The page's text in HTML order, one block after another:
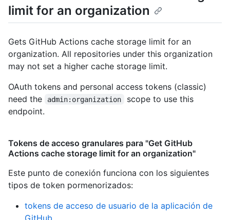
limit for an organization
Gets GitHub Actions cache storage limit for an
organization. All repositories under this organization
may not set a higher cache storage limit.
OAuth tokens and personal access tokens (classic)
need the
admin:organization
scope to use this
endpoint.
Tokens de acceso granulares para "Get GitHub
Actions cache storage limit for an organization"
Este punto de conexión funciona con los siguientes
tipos de token pormenorizados:
tokens de acceso de usuario de la aplicación de
GitHub